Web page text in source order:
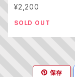
¥2,200
SOLD OUT
保存